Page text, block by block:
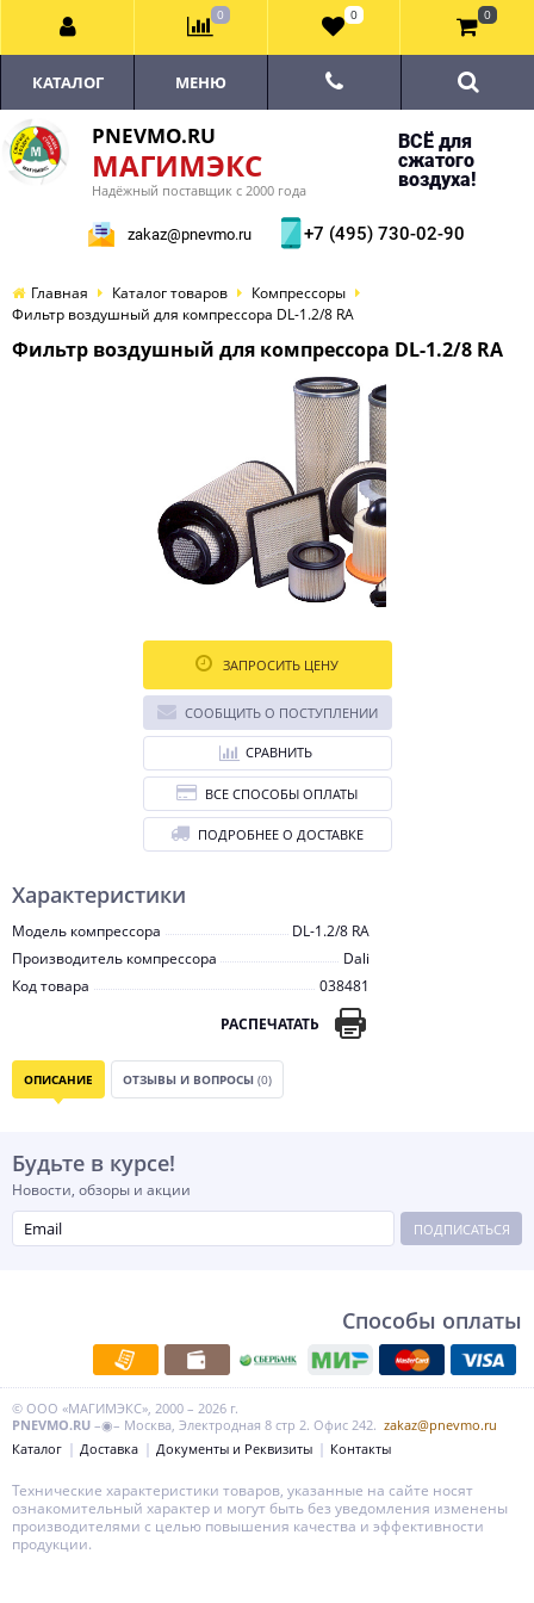
PNEVMO.RU
МАГИМЭКС
Надёжный поставщик с 2000 года
ВСЁ для
сжатого
воздуха!
zakaz@pnevmo.ru +7 (495) 730-02-90
КАТАЛОГ МЕНЮ
Главная Каталог товаров
Компрессоры
Фильтр воздушный для компрессора DL-1.2/8 RA
Фильтр воздушный для компрессора DL-1.2/8 RA
Характеристики
Модель компрессора
DL-1.2/8 RA
Производитель компрессора
Dali
Код товара
038481
РАСПЕЧАТАТЬ
ЗАПРОСИТЬ ЦЕНУ
СООБЩИТЬ О ПОСТУПЛЕНИИ
СРАВНИТЬ
ВСЕ СПОСОБЫ ОПЛАТЫ
ПОДРОБНЕЕ О ДОСТАВКЕ
ОПИСАНИЕ ОТЗЫВЫ И ВОПРОСЫ (0)
Будьте в курсе!
Новости, обзоры и акции
ПОДПИСАТЬСЯ
Способы оплаты
© ООО «МАГИМЭКС», 2000 – 2026 г.
PNEVMO.RU –◉– Москва, Электродная 8 стр 2. Офис 242. zakaz@pnevmo.ru
Каталог
Доставка Документы и Реквизиты Контакты
0 0 0
Технические характеристики товаров, указанные на сайте носят
ознакомительный характер и могут быть без уведомления изменены
производителями с целью повышения качества и эффективности
продукции.